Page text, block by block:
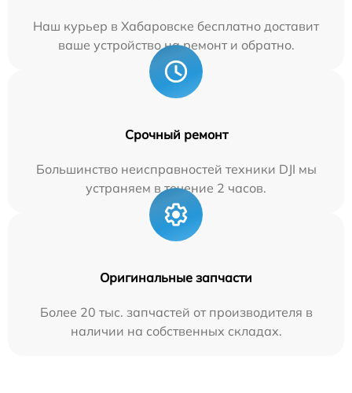
Наш курьер в Хабаровске бесплатно доставит
ваше устройство на ремонт и обратно.
Срочный ремонт
Большинство неисправностей техники DJI мы
устраняем в течение 2 часов.
Оригинальные запчасти
Более 20 тыс. запчастей от производителя в
наличии на собственных складах.